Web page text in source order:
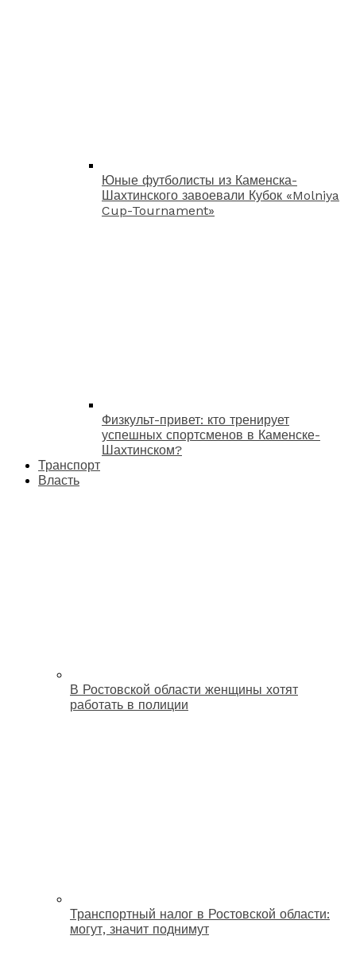
Юные футболисты из Каменска-
Шахтинского завоевали Кубок «Molniya
Cup-Tournament»
Физкульт-привет: кто тренирует
успешных спортсменов в Каменске-
Шахтинском?
Транспорт
Власть
В Ростовской области женщины хотят
работать в полиции
Транспортный налог в Ростовской области:
могут, значит поднимут